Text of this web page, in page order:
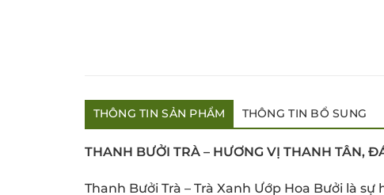
THÔNG TIN SẢN PHẨM THÔNG TIN BỔ SUNG
THANH BƯỞI TRÀ – HƯƠNG VỊ THANH TÂN,
Thanh Bưởi Trà – Trà Xanh Ướp Hoa Bưởi là